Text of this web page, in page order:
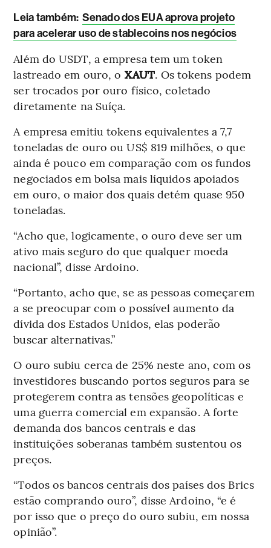
Leia também: Senado dos EUA aprova projeto
para acelerar uso de stablecoins nos negócios
Além do USDT, a empresa tem um token
lastreado em ouro, o XAUT. Os tokens podem
ser trocados por ouro físico, coletado
diretamente na Suíça.
A empresa emitiu tokens equivalentes a 7,7
toneladas de ouro ou US$ 819 milhões, o que
ainda é pouco em comparação com os fundos
negociados em bolsa mais líquidos apoiados
em ouro, o maior dos quais detém quase 950
toneladas.
“Acho que, logicamente, o ouro deve ser um
ativo mais seguro do que qualquer moeda
nacional”, disse Ardoino.
“Portanto, acho que, se as pessoas começarem
a se preocupar com o possível aumento da
dívida dos Estados Unidos, elas poderão
buscar alternativas.”
O ouro subiu cerca de 25% neste ano, com os
investidores buscando portos seguros para se
protegerem contra as tensões geopolíticas e
uma guerra comercial em expansão. A forte
demanda dos bancos centrais e das
instituições soberanas também sustentou os
preços.
“Todos os bancos centrais dos países dos Brics
estão comprando ouro”, disse Ardoino, “e é
por isso que o preço do ouro subiu, em nossa
opinião”.